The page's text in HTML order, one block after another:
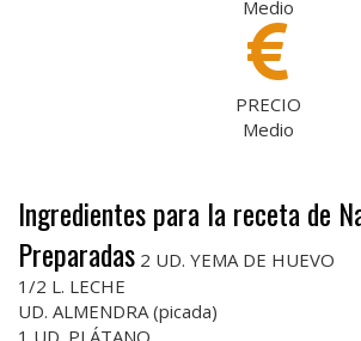
Medio
PRECIO
Medio
Ingredientes para la receta de
Preparadas 2 UD. YEMA DE HUEVO
1/2 L. LECHE
UD. ALMENDRA (picada)